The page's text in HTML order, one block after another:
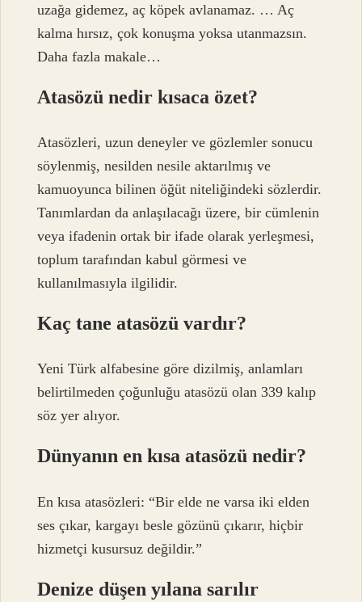
uzağa gidemez, aç köpek avlanamaz. … Aç
kalma hırsız, çok konuşma yoksa utanmazsın.
Daha fazla makale…
Atasözü nedir kısaca özet?
Atasözleri, uzun deneyler ve gözlemler sonucu
söylenmiş, nesilden nesile aktarılmış ve
kamuoyunca bilinen öğüt niteliğindeki sözlerdir.
Tanımlardan da anlaşılacağı üzere, bir cümlenin
veya ifadenin ortak bir ifade olarak yerleşmesi,
toplum tarafından kabul görmesi ve
kullanılmasıyla ilgilidir.
Kaç tane atasözü vardır?
Yeni Türk alfabesine göre dizilmiş, anlamları
belirtilmeden çoğunluğu atasözü olan 339 kalıp
söz yer alıyor.
Dünyanın en kısa atasözü nedir?
En kısa atasözleri: “Bir elde ne varsa iki elden
ses çıkar, kargayı besle gözünü çıkarır, hiçbir
hizmetçi kusursuz değildir.”
Denize düşen yılana sarılır